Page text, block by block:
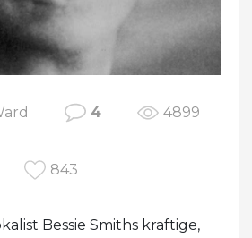
4 4899
843
Bessie Smiths kraftige,